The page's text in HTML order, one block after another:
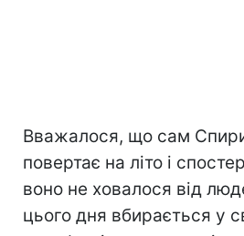
Вважалося, що сам
повертає на літо і
воно не ховалося від
цього дня вбирається у